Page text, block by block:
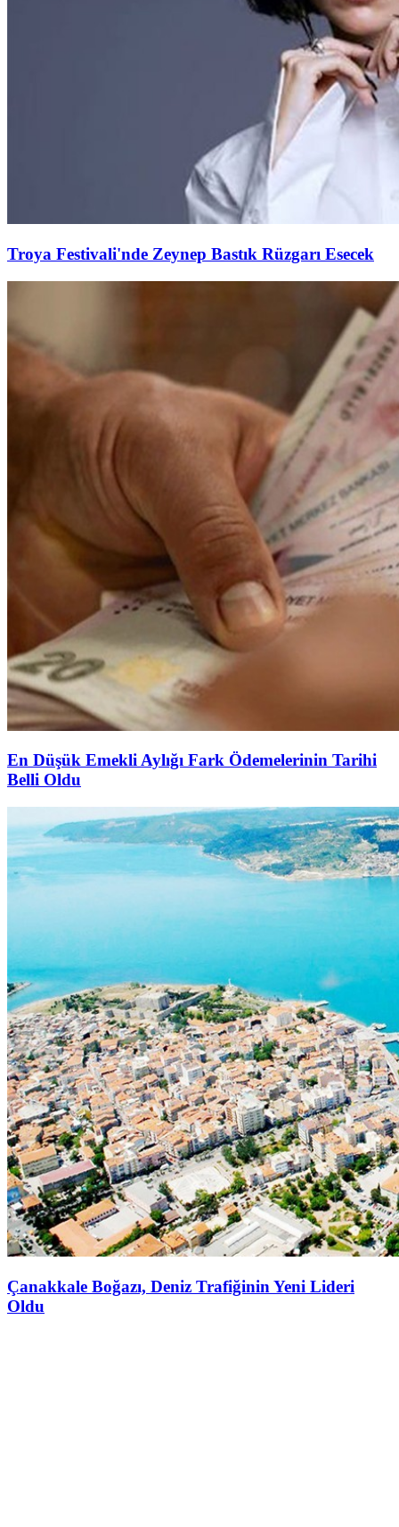
Troya Festivali'nde Zeynep Bastık Rüzgarı Esecek
En Düşük Emekli Aylığı Fark Ödemelerinin Tarihi
Belli Oldu
Çanakkale Boğazı, Deniz Trafiğinin Yeni Lideri
Oldu